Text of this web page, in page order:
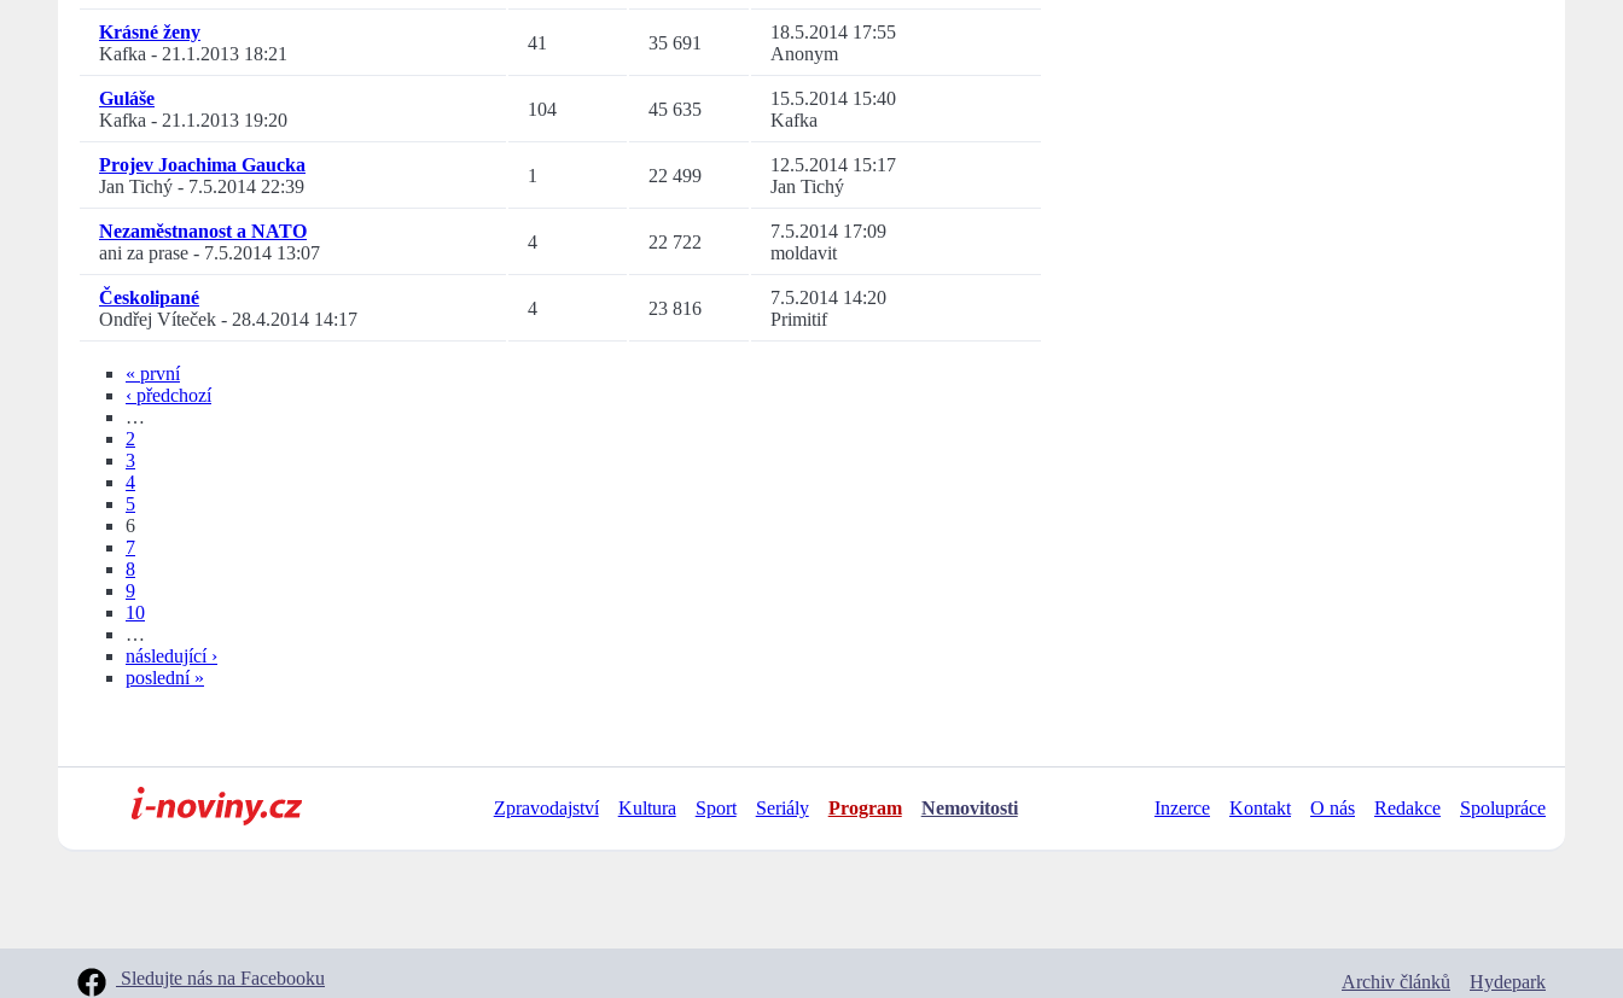
Krásné ženy
Kafka - 21.1.2013 18:21
41 35 691
18.5.2014 17:55
Anonym
Guláše
Kafka - 21.1.2013 19:20
104 45 635
15.5.2014 15:40
Kafka
Projev Joachima Gaucka
Jan Tichý - 7.5.2014 22:39
1 22 499
12.5.2014 15:17
Jan Tichý
Nezaměstnanost a NATO
ani za prase - 7.5.2014 13:07
4 22 722
7.5.2014 17:09
moldavit
Českolipané
Ondřej Víteček - 28.4.2014 14:17
4 23 816
7.5.2014 14:20
Primitif
« první
‹ předchozí
…
2
3
4
5
6
7
8
9
10
…
následující ›
poslední »
Zpravodajství Kultura Sport Seriály Program Nemovitosti Inzerce Kontakt O nás Redakce Spolupráce
Sledujte nás na Facebooku Archiv článků Hydepark